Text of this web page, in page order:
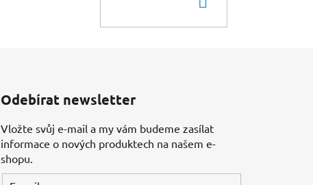
Odebírat newsletter
Vložte svůj e-mail a my vám budeme zasílat
informace o nových produktech na našem e-
shopu.